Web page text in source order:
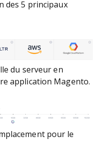
des 5 principaux
du serveur en
application Magento.
pour le